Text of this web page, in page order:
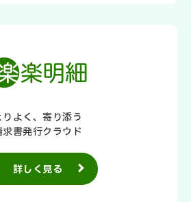
りよく、寄り添う
求書発行クラウド
詳しく見る